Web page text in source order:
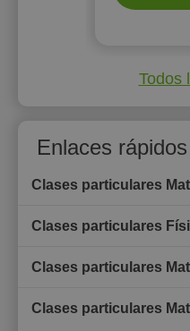
Todos
Enlaces rápidos
Clases particulares
Clases particulares
Clases particulares
Clases particulares